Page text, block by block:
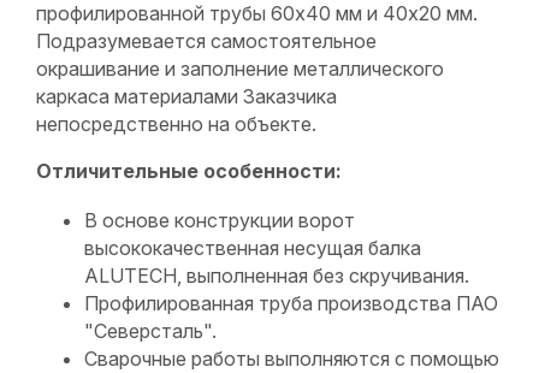
профилированной трубы 60х40 мм и 40х20 мм.
Подразумевается самостоятельное
окрашивание и заполнение металлического
каркаса материалами Заказчика
непосредственно на объекте.
Отличительные особенности:
В основе конструкции ворот
высококачественная несущая балка
ALUTECH, выполненная без скручивания.
Профилированная труба производства ПАО
"Северсталь".
Сварочные работы выполняются с помощью